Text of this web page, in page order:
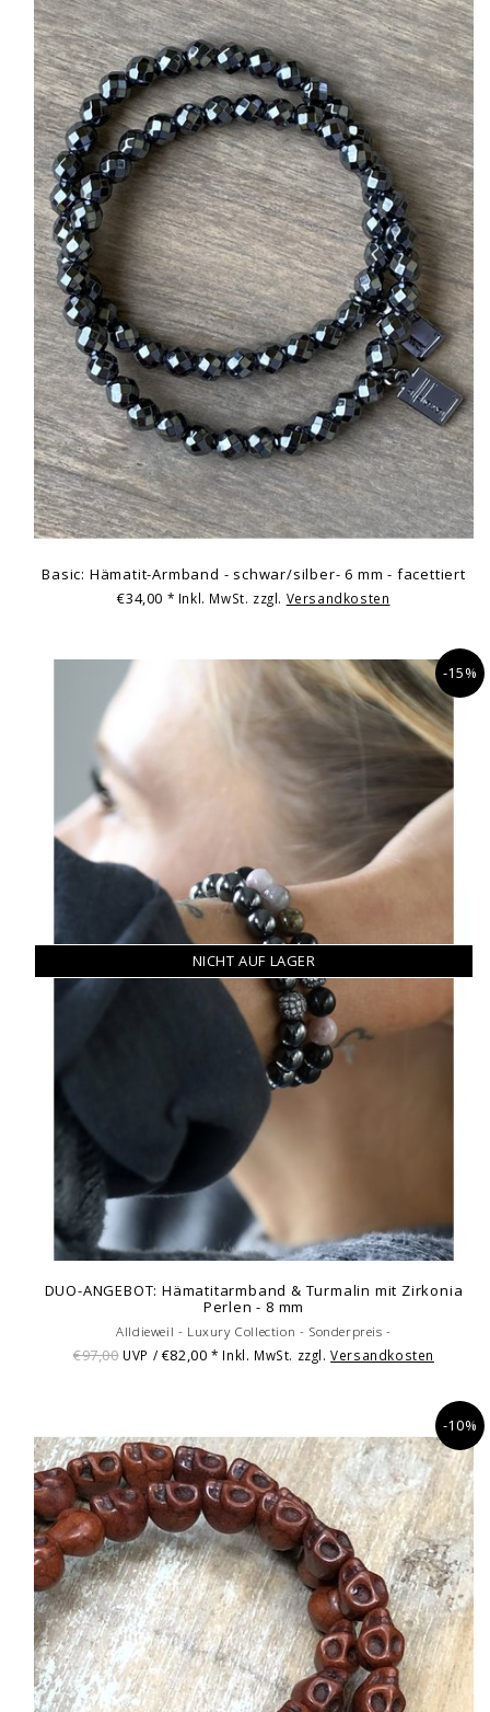
Basic: Hämatit-Armband - schwar/silber- 6 mm - facettiert
€34,00 * Inkl. MwSt. zzgl. Versandkosten
NICHT AUF LAGER
-15%
DUO-ANGEBOT: Hämatitarmband & Turmalin mit Zirkonia
Perlen - 8 mm
Alldieweil - Luxury Collection - Sonderpreis -
€97,00 UVP / €82,00* Inkl. MwSt. zzgl.Versandkosten
-10%